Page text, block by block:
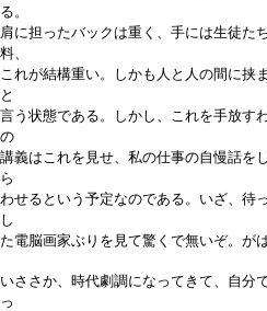
る。
肩に担ったバックは重く、手には生徒た
料、
これが結構重い。しかも人と人の間に挟
と
言う状態である。しかし、これを手放す
の
講義はこれを見せ、私の仕事の自慢話を
ら
わせるという予定なのである。いざ、待
し
た電脳画家ぶりを見て驚くで無いぞ。が
いささか、時代劇調になってきて、自分
っ